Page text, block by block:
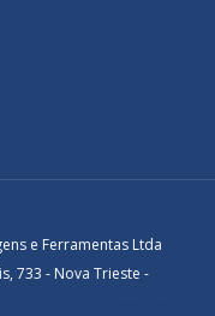
e Ferramentas Ltda
733 - Nova Trieste -